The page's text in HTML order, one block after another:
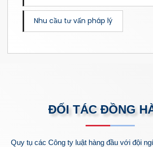
Nhu cầu tư vấn pháp lý
ĐỐI TÁC ĐỒNG
Quy tụ các Công ty luật hàng đầu với đội